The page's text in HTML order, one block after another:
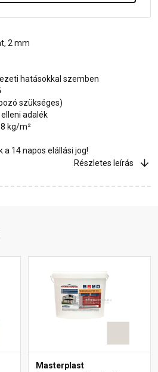
2 mm
hatásokkal szemben
szükséges)
adalék
kg/m²
14 napos elállási jog!
Részletes leírás
Masterplast